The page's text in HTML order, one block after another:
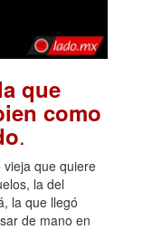
que
como
.
que quiere
la del
la que llegó
de mano en